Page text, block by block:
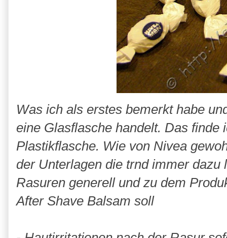
Was ich als erstes bemerkt habe
eine Glasflasche handelt. Das finde
Plastikflasche. Wie von Nivea
der Unterlagen die trnd immer
Rasuren generell und zu dem
After Shave Balsam soll